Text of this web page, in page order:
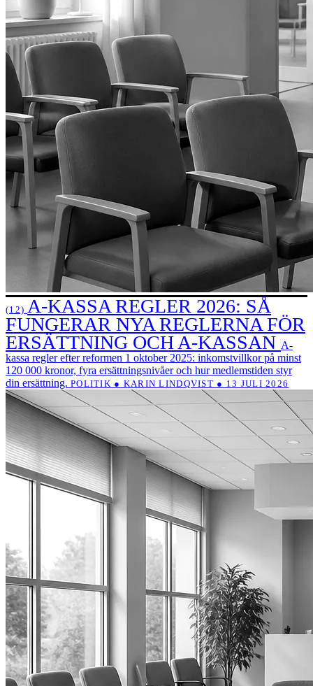
(12) A-KASSA REGLER 2026: SÅ
FUNGERAR NYA REGLERNA FÖR
ERSÄTTNING OCH A-KASSAN A-
kassa regler efter reformen 1 oktober 2025: inkomstvillkor på minst
120 000 kronor, fyra ersättningsnivåer och hur medlemstiden styr
din ersättning. POLITIK ● KARIN LINDQVIST ● 13 JULI 2026